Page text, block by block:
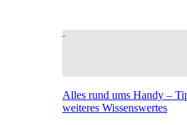
Alles rund ums Handy –
weiteres Wissenswertes